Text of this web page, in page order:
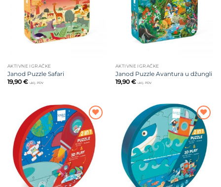
AKTIVNE IGRAČKE
Janod Puzzle Safari
19,90 € uklj. PDV
AKTIVNE IGRAČKE
Janod Puzzle Avantura u džungli
19,90 € uklj. PDV
Dodajte
na listu
želja
Dodajte
na listu
želja